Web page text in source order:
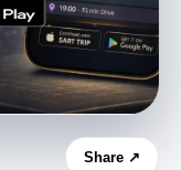
Share ↗